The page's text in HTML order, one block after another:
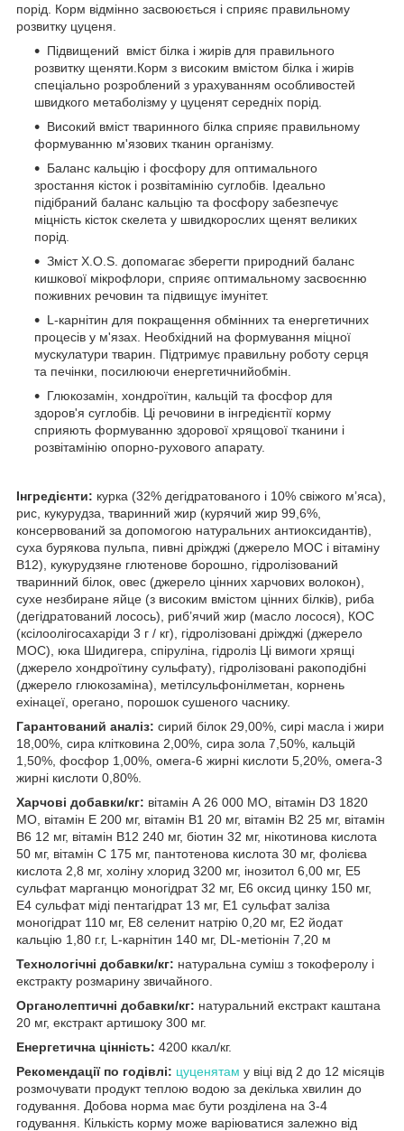
порід. Корм відмінно засвоюється і сприяє правильному
розвитку цуценя.
Підвищений вміст білка і жирів для правильного
розвитку щеняти.Корм з високим вмістом білка і жирів
спеціально розроблений з урахуванням особливостей
швидкого метаболізму у цуценят середніх порід.
Високий вміст тваринного білка сприяє правильному
формуванню м'язових тканин організму.
Баланс кальцію і фосфору для оптимального
зростання кісток і розвітамінію суглобів. Ідеально
підібраний баланс кальцію та фосфору забезпечує
міцність кісток скелета у швидкорослих щенят великих
порід.
Зміст X.O.S. допомагає зберегти природний баланс
кишкової мікрофлори, сприяє оптимальному засвоєнню
поживних речовин та підвищує імунітет.
L-карнітин для покращення обмінних та енергетичних
процесів у м'язах. Необхідний на формування міцної
мускулатури тварин. Підтримує правильну роботу серця
та печінки, посилюючи енергетичнийобмін.
Глюкозамін, хондроїтин, кальцій та фосфор для
здоров'я суглобів. Ці речовини в інгредієнтії корму
сприяють формуванню здорової хрящової тканини і
розвітамінію опорно-рухового апарату.
Інгредієнти: курка (32% дегідратованого і 10% свіжого м’яса),
рис, кукурудза, тваринний жир (курячий жир 99,6%,
консервований за допомогою натуральних антиоксидантів),
суха бурякова пульпа, пивні дріжджі (джерело МОС і вітаміну
B12), кукурудзяне глютенове борошно, гідролізований
тваринний білок, овес (джерело цінних харчових волокон),
сухе незбиране яйце (з високим вмістом цінних білків), риба
(дегідратований лосось), риб’ячий жир (масло лосося), КОС
(ксілоолігосахаріди 3 г / кг), гідролізовані дріжджі (джерело
МОС), юка Шидигера, спіруліна, гідроліз Ці вимоги хрящі
(джерело хондроїтину сульфату), гідролізовані ракоподібні
(джерело глюкозаміна), метілсульфонілметан, корнень
ехінацеї, орегано, порошок сушеного часнику.
Гарантований аналіз: сирий білок 29,00%, сирі масла і жири
18,00%, сира клітковина 2,00%, сира зола 7,50%, кальцій
1,50%, фосфор 1,00%, омега-6 жирні кислоти 5,20%, омега-3
жирні кислоти 0,80%.
Харчові добавки/кг: вітамін А 26 000 МО, вітамін D3 1820
МО, вітамін Е 200 мг, вітамін В1 20 мг, вітамін В2 25 мг, вітамін
В6 12 мг, вітамін В12 240 мг, біотин 32 мг, нікотинова кислота
50 мг, вітамін С 175 мг, пантотенова кислота 30 мг, фолієва
кислота 2,8 мг, холіну хлорид 3200 мг, інозитол 6,00 мг, Е5
сульфат марганцю моногідрат 32 мг, Е6 оксид цинку 150 мг,
Е4 сульфат міді пентагідрат 13 мг, Е1 сульфат заліза
моногідрат 110 мг, Е8 селенит натрію 0,20 мг, Е2 йодат
кальцію 1,80 г.г, L-карнітин 140 мг, DL-метіонін 7,20 м
Технологічні добавки/кг: натуральна суміш з токоферолу і
екстракту розмарину звичайного.
Органолептичні добавки/кг: натуральний екстракт каштана
20 мг, екстракт артишоку 300 мг.
Енергетична цінність: 4200 ккал/кг.
Рекомендації по годівлі: цуценятам у віці від 2 до 12 місяців
розмочувати продукт теплою водою за декілька хвилин до
годування. Добова норма має бути розділена на 3-4
годування. Кількість корму може варіюватися залежно від